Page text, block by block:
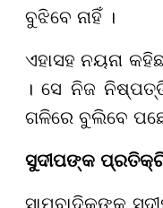
ବୁଝିବେ ନାହିଁ ।
ଏହାସହ ନୟନା
। ସେ ନିଜ
ଗଳିରେ ବୁଲିବେ
ସୁଦୀପଙ୍କ
ସାମ୍ବାଦିକଙ୍କୁ